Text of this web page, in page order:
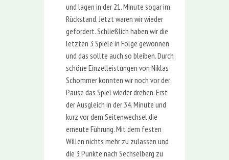
und lagen in der 21. Minute sogar im
Rückstand. Jetzt waren wir wieder
gefordert. Schließlich haben wir die
letzten 3 Spiele in Folge gewonnen
und das sollte auch so bleiben. Durch
schöne Einzelleistungen von Niklas
Schommer konnten wir noch vor der
Pause das Spiel wieder drehen. Erst
der Ausgleich in der 34. Minute und
kurz vor dem Seitenwechsel die
erneute Führung. Mit dem festen
Willen nichts mehr zu zulassen und
die 3 Punkte nach Sechselberg zu